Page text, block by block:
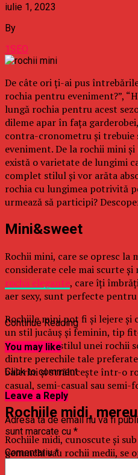
iulie 1, 2023
By
1SEO
De câte ori ți-ai pus
rochia pentru eveniment?”,
lungă rochia pentru acest
dileme apar în fața
contra-cronometru și
eveniment. De la rochii mini
există o varietate de lungimi
complet stilul și vor arăta
rochia cu lungimea potrivită
urmează să participi?
Mini&sweet
Rochii mini, care se opresc la
considerate cele mai scurte
rochii elegante, care îți
aer sexy, sunt perfecte
Rochiile mini pot fi și lejere și
un stil jucăuş și feminin, tip
libertatea și stilul unei rochii
dintre perechile tale
balerini și strălucește într-o
casual, semi-casual sau semi-
Rochiile midi,
Rochiile midi, cunoscute și
genunchi sau rochii medii, se
superioară a genunchiului și
Continue Reading
You may like
Click to comment
Leave a Reply
Adresa ta de email nu va fi
sunt marcate cu *
Comentariu*